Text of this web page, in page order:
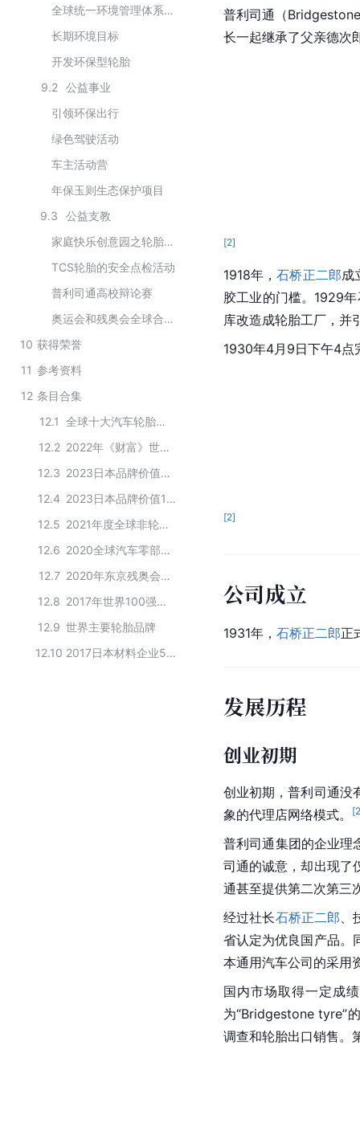
全球统一环境管理体系（TEAMS）
长期环境目标
开发环保型轮胎
9.2
公益事业
引领环保出行
绿色驾驶活动
车主活动营
年保玉则生态保护项目
9.3
公益支教
家庭快乐创意园之轮胎狂想
TCS轮胎的安全点检活动
普利司通高校辩论赛
奥运会和残奥会全球合作伙伴
10 获得荣誉
11 参考资料
12 条目合集
12.1
全球十大汽车轮胎品牌制造商
12.2
2022年《财富》世界500强排行榜—日本入围企业
12.3
2023日本品牌价值前40强
12.4
2023日本品牌价值100强榜单
12.5
2021年度全球非轮胎橡胶制品排行榜TOP10
12.6
2020全球汽车零部件企业百强榜
12.7
2020年东京残奥会全球合作伙伴
12.8
2017年世界100强企业在华贡献排行榜
12.9 世界主要轮胎品牌
12.10
2017日本材料企业50强名单
普利司通（
长一起继承了父亲德次
[2]
1918年，石桥正二郎成
胶工业的门槛。1929
库改造成轮胎工厂，并
1930年4月9日下午4点
[2]
公司成立
1931年， 石桥正二郎正
发展历程
创业初期
创业初期，普利司通没
象的代理店网络模式。
[
普利司通集团的企业理
司通的诚意，却出现了
通甚至提供第二次第三
经过社长石桥正二郎、
省认定为优良国产品。
本通用汽车公司的采用
国内市场取得一定成
为“Bridgestone tyre”
调查和轮胎出口销售。